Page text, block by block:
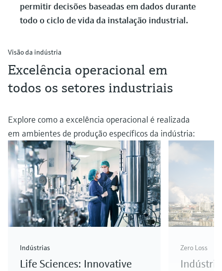
permitir decisões baseadas em dados durante
todo o ciclo de vida da instalação industrial.
Visão da indústria
Excelência operacional em
todos os setores industriais
Explore como a excelência operacional é realizada
em ambientes de produção específicos da indústria:
Indústrias
Life Sciences: Innovative
Zero Loss